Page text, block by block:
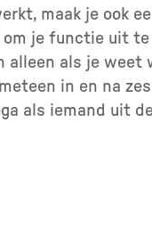
maak je ook
je functie uit
alleen als je
in en na
als iemand uit